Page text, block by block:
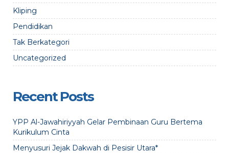
Kliping
Pendidikan
Tak Berkategori
Uncategorized
Recent Posts
YPP Al-Jawahiriyyah Gelar Pembinaan Guru Bertema
Kurikulum Cinta
Menyusuri Jejak Dakwah di Pesisir Utara*